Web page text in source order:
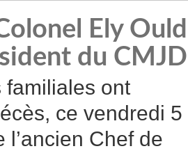
Ely
du CMJD
familiales ont
ce vendredi 5
l’ancien Chef de